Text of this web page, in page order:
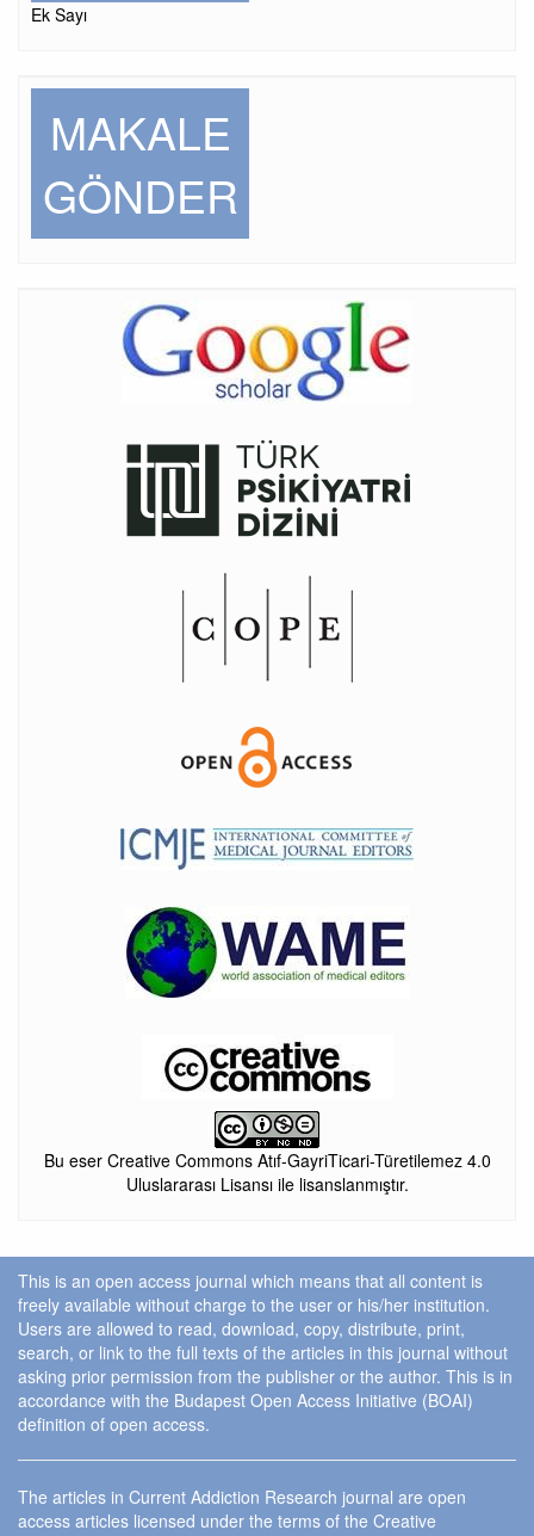
Ek Sayı
MAKALE
GÖNDER
Bu eser Creative Commons Atıf-GayriTicari-Türetilemez 4.0
Uluslararası Lisansı ile lisanslanmıştır.
This is an open access journal which means that all content is
freely available without charge to the user or his/her institution.
Users are allowed to read, download, copy, distribute, print,
search, or link to the full texts of the articles in this journal without
asking prior permission from the publisher or the author. This is in
accordance with the Budapest Open Access Initiative (BOAI)
definition of open access.
The articles in Current Addiction Research journal are open
access articles licensed under the terms of the Creative